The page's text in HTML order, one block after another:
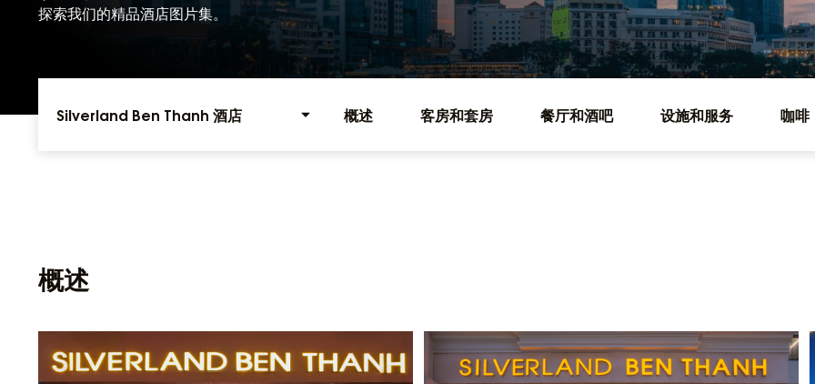
探索我们的精品酒店图片集。
Silverland Ben Thanh 酒店 概述 客房和套房 餐厅和酒吧 设施和服务 咖啡
概述